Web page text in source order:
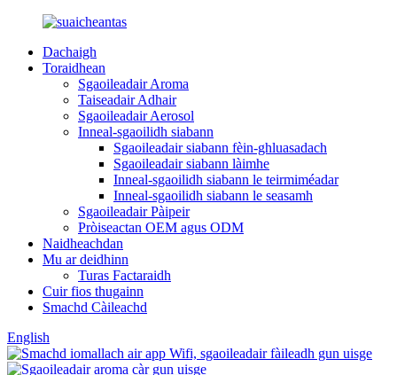
Dachaigh
Toraidhean
Sgaoileadair Aroma
Taiseadair Adhair
Sgaoileadair Aerosol
Inneal-sgaoilidh siabann
Sgaoileadair siabann fèin-ghluasadach
Sgaoileadair siabann làimhe
Inneal-sgaoilidh siabann le teirmiméadar
Inneal-sgaoilidh siabann le seasamh
Sgaoileadair Pàipeir
Pròiseactan OEM agus ODM
Naidheachdan
Mu ar deidhinn
Turas Factaraidh
Cuir fios thugainn
Smachd Càileachd
English